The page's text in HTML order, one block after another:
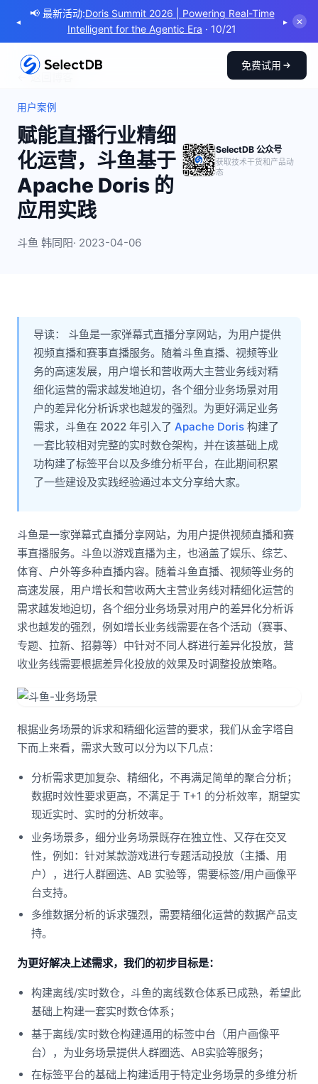
◂
📢 最新活动:阿里云 SelectDB & Apache Doris AI 可观测
Meetup· 8/8
▸ ✕
免费试用
← 返回博客
用户案例
赋能直播行业精细
化运营，斗鱼基于
Apache Doris 的
应用实践
斗鱼 韩同阳· 2023-04-06
SelectDB 公众号
获取技术干货和产品动
态
导读： 斗鱼是一家弹幕式直播分享网站，为用户提供
视频直播和赛事直播服务。随着斗鱼直播、视频等业
务的高速发展，用户增长和营收两大主营业务线对精
细化运营的需求越发地迫切，各个细分业务场景对用
户的差异化分析诉求也越发的强烈。为更好满足业务
需求，斗鱼在 2022 年引入了 Apache Doris 构建了
一套比较相对完整的实时数仓架构，并在该基础上成
功构建了标签平台以及多维分析平台，在此期间积累
了一些建设及实践经验通过本文分享给大家。
斗鱼是一家弹幕式直播分享网站，为用户提供视频直播和赛
事直播服务。斗鱼以游戏直播为主，也涵盖了娱乐、综艺、
体育、户外等多种直播内容。随着斗鱼直播、视频等业务的
高速发展，用户增长和营收两大主营业务线对精细化运营的
需求越发地迫切，各个细分业务场景对用户的差异化分析诉
求也越发的强烈，例如增长业务线需要在各个活动（赛事、
专题、拉新、招募等）中针对不同人群进行差异化投放，营
收业务线需要根据差异化投放的效果及时调整投放策略。
根据业务场景的诉求和精细化运营的要求，我们从金字塔自
下而上来看，需求大致可以分为以下几点：
分析需求更加复杂、精细化，不再满足简单的聚合分析；
数据时效性要求更高，不满足于 T+1 的分析效率，期望实
现近实时、实时的分析效率。
业务场景多，细分业务场景既存在独立性、又存在交叉
性，例如：针对某款游戏进行专题活动投放（主播、用
户），进行人群圈选、AB 实验等，需要标签/用户画像平
台支持。
多维数据分析的诉求强烈，需要精细化运营的数据产品支
持。
为更好解决上述需求，我们的初步目标是：
构建离线/实时数仓，斗鱼的离线数仓体系已成熟，希望此
基础上构建一套实时数仓体系；
基于离线/实时数仓构建通用的标签中台（用户画像平
台），为业务场景提供人群圈选、AB实验等服务；
在标签平台的基础上构建适用于特定业务场景的多维分析